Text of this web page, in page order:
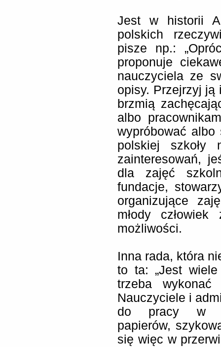
Jest w historii
polskich
pisze np.:
proponuje
nauczyciela ze
opisy. Przejrzyj
brzmią
albo
wypróbować
polskiej szkoły
zainteresowań,
dla zajęć
fundacje,
organizujące
młody
możliwości.
Inna rada, która
to ta: „Jest
trzeba
Nauczyciele i
do pracy w
papierów,
się więc w